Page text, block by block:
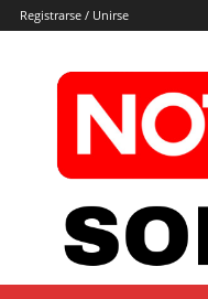
Registrarse / Unirse